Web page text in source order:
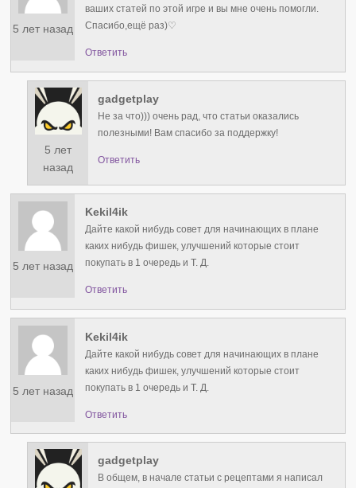
5 лет назад
ваших статей по этой игре и вы мне очень помогли.
Спасибо,ещё раз)♡
Ответить
5 лет
назад
gadgetplay
Не за что))) очень рад, что статьи оказались
полезными! Вам спасибо за поддержку!
Ответить
5 лет назад
Kekil4ik
Дайте какой нибудь совет для начинающих в плане
каких нибудь фишек, улучшений которые стоит
покупать в 1 очередь и Т. Д.
Ответить
5 лет назад
Kekil4ik
Дайте какой нибудь совет для начинающих в плане
каких нибудь фишек, улучшений которые стоит
покупать в 1 очередь и Т. Д.
Ответить
gadgetplay
В общем, в начале статьи с рецептами я написал